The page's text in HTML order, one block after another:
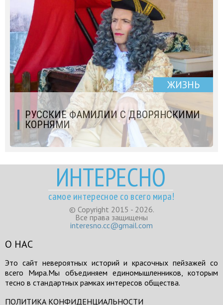
ЖИЗНЬ
РУССКИЕ ФАМИЛИИ С ДВОРЯНСКИМИ
КОРНЯМИ
ИНТЕРЕСНО
самое интересное со всего мира!
© Copyright 2015 - 2026.
Все права защищены
interesno.cc@gmail.com
О НАС
Это сайт невероятных историй и красочных пейзажей со
всего Мира.Мы объединяем единомышленников, которым
тесно в стандартных рамках интересов общества.
ПОЛИТИКА КОНФИДЕНЦИАЛЬНОСТИ